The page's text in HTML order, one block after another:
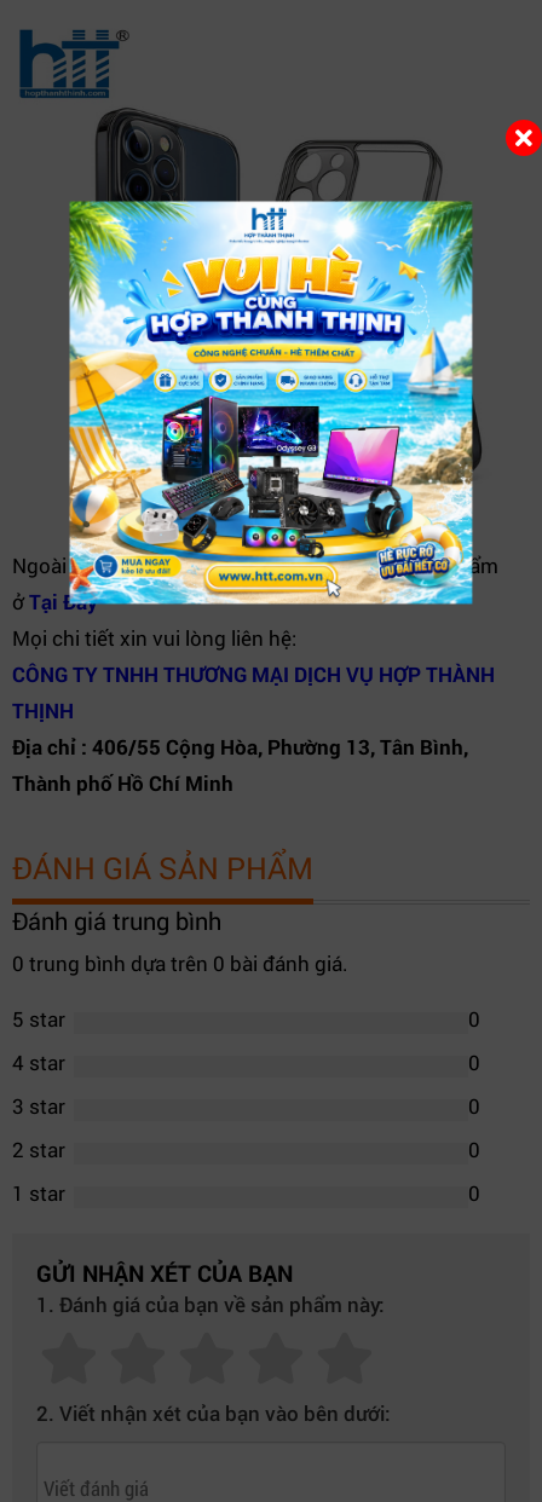
Ngoài ra bạn cũng có thể tham khảo thêm sản phẩm
ởTại Đây
Mọi chi tiết xin vui lòng liên hệ:
CÔNG TY TNHH THƯƠNG MẠI DỊCH VỤ HỢP THÀNH
THỊNH
Địa chỉ : 406/55 Cộng Hòa, Phường 13, Tân Bình,
Thành phố Hồ Chí Minh
ĐÁNH GIÁ SẢN PHẨM
Đánh giá trung bình
0 trung bình dựa trên 0 bài đánh giá.
5 star
0
4 star
0
3 star
0
2 star
0
1 star
0
GỬI NHẬN XÉT CỦA BẠN
1. Đánh giá của bạn về sản phẩm này:
2. Viết nhận xét của bạn vào bên dưới: